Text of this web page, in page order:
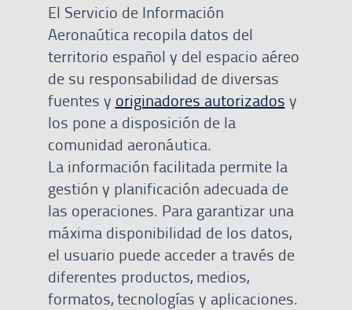
El Servicio de Información
Aeronaútica recopila datos del
territorio español y del espacio aéreo
de su responsabilidad de diversas
fuentes y originadores autorizados y
los pone a disposición de la
comunidad aeronáutica.
La información facilitada permite la
gestión y planificación adecuada de
las operaciones. Para garantizar una
máxima disponibilidad de los datos,
el usuario puede acceder a través de
diferentes productos, medios,
formatos, tecnologías y aplicaciones.